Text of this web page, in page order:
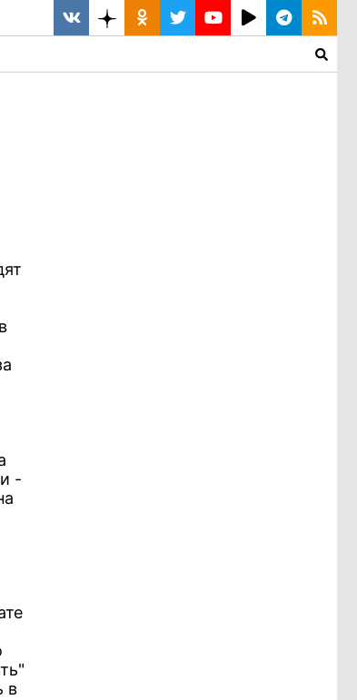
-
в